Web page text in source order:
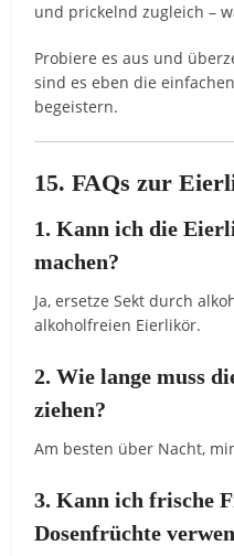
und prickelnd zugleich –
Probiere es aus und
sind es eben die
begeistern.
15. FAQs zur
1. Kann ich die
machen?
Ja, ersetze Sekt durch
alkoholfreien Eierlikör.
2. Wie lange muss
ziehen?
Am besten über Nacht,
3. Kann ich frische
Dosenfrüchte